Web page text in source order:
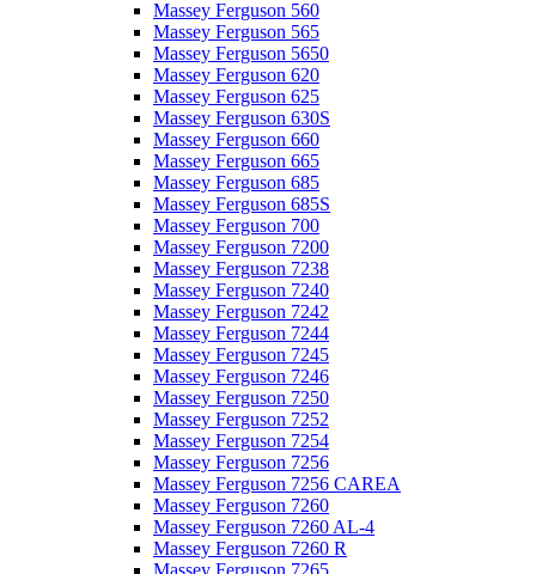
Massey Ferguson 560
Massey Ferguson 565
Massey Ferguson 5650
Massey Ferguson 620
Massey Ferguson 625
Massey Ferguson 630S
Massey Ferguson 660
Massey Ferguson 665
Massey Ferguson 685
Massey Ferguson 685S
Massey Ferguson 700
Massey Ferguson 7200
Massey Ferguson 7238
Massey Ferguson 7240
Massey Ferguson 7242
Massey Ferguson 7244
Massey Ferguson 7245
Massey Ferguson 7246
Massey Ferguson 7250
Massey Ferguson 7252
Massey Ferguson 7254
Massey Ferguson 7256
Massey Ferguson 7256 CAREA
Massey Ferguson 7260
Massey Ferguson 7260 AL-4
Massey Ferguson 7260 R
Massey Ferguson 7265